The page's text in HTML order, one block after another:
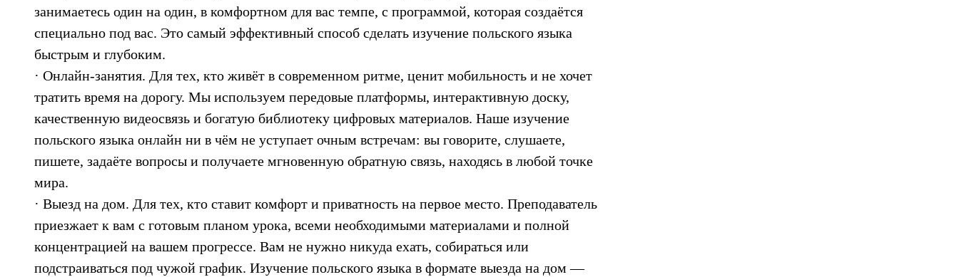
занимаетесь один на один, в комфортном для вас темпе, с программой, которая создаётся
специально под вас. Это самый эффективный способ сделать изучение польского языка
быстрым и глубоким.
· Онлайн-занятия. Для тех, кто живёт в современном ритме, ценит мобильность и не хочет
тратить время на дорогу. Мы используем передовые платформы, интерактивную доску,
качественную видеосвязь и богатую библиотеку цифровых материалов. Наше изучение
польского языка онлайн ни в чём не уступает очным встречам: вы говорите, слушаете,
пишете, задаёте вопросы и получаете мгновенную обратную связь, находясь в любой точке
мира.
· Выезд на дом. Для тех, кто ставит комфорт и приватность на первое место. Преподаватель
приезжает к вам с готовым планом урока, всеми необходимыми материалами и полной
концентрацией на вашем прогрессе. Вам не нужно никуда ехать, собираться или
подстраиваться под чужой график. Изучение польского языка в формате выезда на дом —